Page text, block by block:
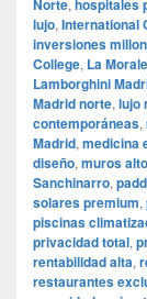
Norte, hospitales
lujo, International
inversiones
College, La
Lamborghini
Madrid norte, lujo
contemporáneas,
Madrid, medicina
diseño, muros
Sanchinarro,
solares premium,
piscinas
privacidad total,
rentabilidad alta,
restaurantes